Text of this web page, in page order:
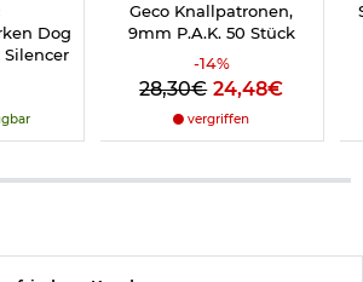
Dog
Geco Knallpatronen,
9mm P.A.K. 50 Stück
-14%
28,30€ 24,48€
vergriffen